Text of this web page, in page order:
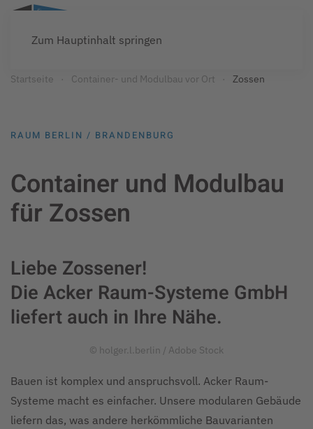
Zum Hauptinhalt springen
Startseite Container- und Modulbau vor Ort Zossen
RAUM BERLIN / BRANDENBURG
Container und Modulbau
für Zossen
Liebe Zossener!
Die Acker Raum-Systeme GmbH
liefert auch in Ihre Nähe.
© holger.l.berlin / Adobe Stock
Bauen ist komplex und anspruchsvoll. Acker Raum-
Systeme macht es einfacher. Unsere modularen Gebäude
liefern das, was andere herkömmliche Bauvarianten